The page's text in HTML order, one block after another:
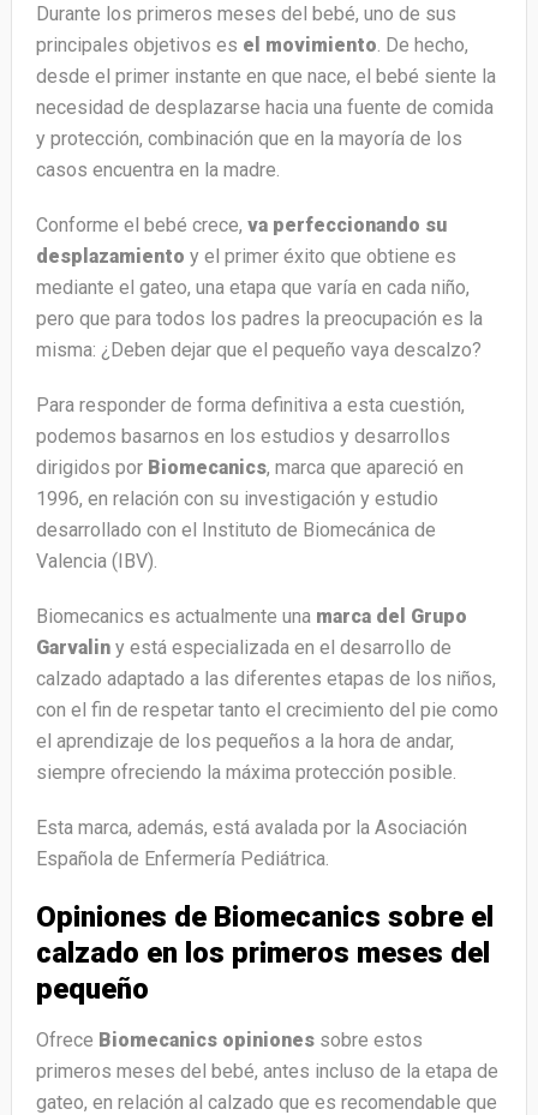
Durante los primeros meses del bebé, uno de sus
principales objetivos es el movimiento. De hecho,
desde el primer instante en que nace, el bebé siente la
necesidad de desplazarse hacia una fuente de comida
y protección, combinación que en la mayoría de los
casos encuentra en la madre.
Conforme el bebé crece, va perfeccionando su
desplazamiento y el primer éxito que obtiene es
mediante el gateo, una etapa que varía en cada niño,
pero que para todos los padres la preocupación es la
misma: ¿Deben dejar que el pequeño vaya descalzo?
Para responder de forma definitiva a esta cuestión,
podemos basarnos en los estudios y desarrollos
dirigidos por Biomecanics, marca que apareció en
1996, en relación con su investigación y estudio
desarrollado con el Instituto de Biomecánica de
Valencia (IBV).
Biomecanics es actualmente una marca del Grupo
Garvaliny está especializada en el desarrollo de
calzado adaptado a las diferentes etapas de los niños,
con el fin de respetar tanto el crecimiento del pie como
el aprendizaje de los pequeños a la hora de andar,
siempre ofreciendo la máxima protección posible.
Esta marca, además, está avalada por la Asociación
Española de Enfermería Pediátrica.
Opiniones de Biomecanics sobre el
calzado en los primeros meses del
pequeño
Ofrece Biomecanics opinionessobre estos
primeros meses del bebé, antes incluso de la etapa de
gateo, en relación al calzado que es recomendable que